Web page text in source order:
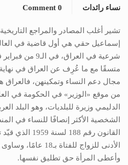
نساء رائدات 0 Comment
تشير أغلب المصادر والمراجع
إسماعيل حقي هي أول قاضية في
متسقًا مع ما عُرِف عن العراق في
مجال دعم النساء وتمكينهن، فالعراق
الدليمي وزيرة للبلديات، وهو البلد
الشخصية الأكثر إنصافًا للنساء في
القانون رقم
الأدنى للزواج
وأعطى المرأة حق تطليق نفسها.